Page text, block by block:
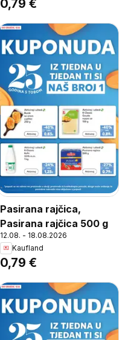
0,79 €
Pasirana rajčica,
Pasirana rajčica 500 g
12.08. - 18.08.2026
Kaufland
0,79 €